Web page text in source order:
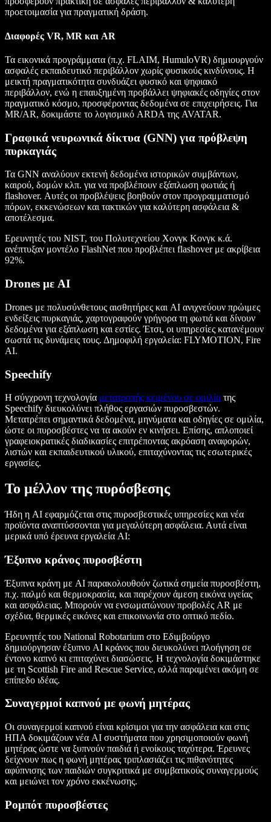
προετοιμασία για πραγματική δράση.
Διαφορές VR, MR και AR
Τα εικονικά προγράμματα (π.χ. FLAIM, HumuloVR) δημιουργούν
ασφαλές εκπαιδευτικό περιβάλλον χωρίς φυσικούς κινδύνους. Η
μεικτή πραγματικότητα συνδυάζει φυσικό και ψηφιακό
περιβάλλον, ενώ η επαυξημένη προβάλλει ψηφιακές οδηγίες στον
πραγματικό κόσμο, προσφέροντας δεδομένα σε επιχειρήσεις. Για
MR/AR, δοκιμάστε το λογισμικό ARDA της AVATAR.
Γραφικά νευρωνικά δίκτυα (GNN) για πρόβλεψη
πυρκαγιάς
Τα GNN αναλύουν εκτενή δεδομένα ιστορικών συμβάντων,
καιρού, δομών κλπ. για να προβλέπουν εξάπλωση φωτιάς ή
flashover. Αυτές οι προβλέψεις βοηθούν στον προγραμματισμό
πόρων, εκκενώσεων και τακτικών για καλύτερη ασφάλεια &
αποτέλεσμα.
Ερευνητές του NIST, του Πολυτεχνείου Χονγκ Κονγκ κ.ά.
ανέπτυξαν μοντέλο FlashNet που προβλέπει flashover με ακρίβεια
92%.
Drones με AI
Drones με πολυσύνθετους αισθητήρες και AI ανιχνεύουν πρώιμες
ενδείξεις πυρκαγιάς, χαρτογραφούν γρήγορα τη φωτιά και δίνουν
δεδομένα για εξάπλωση και εστίες. Έτσι, οι υπηρεσίες κατανέμουν
σωστά τις δυνάμεις τους. Δημοφιλή εργαλεία: FLYMOTION, Fire
AI.
Speechify
Η σύγχρονη τεχνολογία μετατροπής κειμένου σε ομιλία της
Speechify διευκολύνει πλήθος εργασιών πυροσβεστών.
Μετατρέπει σημαντικά δεδομένα, μηνύματα και οδηγίες σε ομιλία,
ώστε οι πυροσβέστες να τα ακούν εν κινήσει. Επίσης, απλοποιεί
γραφειοκρατικές διαδικασίες επιτρέποντας ακρόαση αναφορών,
λιστών και εκπαιδευτικού υλικού, επιταχύνοντας τις εσωτερικές
εργασίες.
Το μέλλον της πυρόσβεσης
Ήδη η AI εφαρμόζεται στις πυροσβεστικές υπηρεσίες και νέα
προϊόντα αναπτύσσονται για μεγαλύτερη ασφάλεια. Αυτά είναι
μερικά υπό έρευνα εργαλεία AI:
Έξυπνο κράνος πυροσβέστη
Έξυπνα κράνη με AI παρακολουθούν ζωτικά σημεία πυροσβέστη,
π.χ. παλμό και θερμοκρασία, και παρέχουν άμεση εικόνα υγείας
και ασφάλειας. Μπορούν να ενσωματώνουν προβολές AR με
σχέδια, θερμικές εικόνες και επικοινωνία στο οπτικό πεδίο.
Ερευνητές του National Robotarium στο Εδιμβούργο
δημιούργησαν έξυπνο AI κράνος που διευκολύνει πλοήγηση σε
έντονο καπνό κι επιταχύνει διασώσεις. Η τεχνολογία δοκιμάστηκε
με τη Scottish Fire and Rescue Service, αλλά παραμένει ακόμη σε
επίπεδο ιδέας.
Συναγερμοί καπνού με φωνή μητέρας
Οι συναγερμοί καπνού είναι κρίσιμοι για την ασφάλεια και στις
ΗΠΑ δοκιμάζουν νέα AI συστήματα που χρησιμοποιούν φωνή
μητέρας ώστε να ξυπνούν παιδιά ή ενοίκους ταχύτερα. Έρευνες
δείχνουν πως η φωνή μητέρας τριπλασιάζει τις πιθανότητες
αφύπνισης των παιδιών συγκριτικά με συμβατικούς συναγερμούς
και μειώνει τον χρόνο εκκένωσης.
Ρομπότ πυροσβέστες